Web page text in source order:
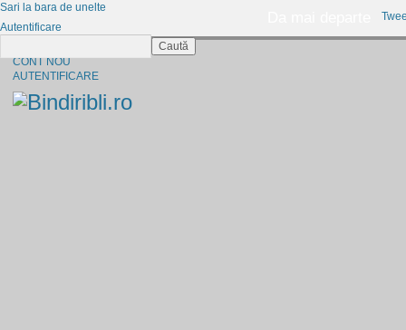
CONT NOU
AUTENTIFICARE
Sari la bara de unelte
Autentificare
Caută